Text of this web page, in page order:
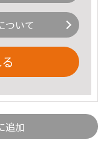
ついて
追加